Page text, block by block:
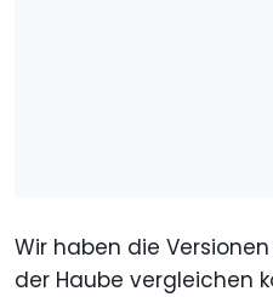
Wir haben die
der Haube vergleichen